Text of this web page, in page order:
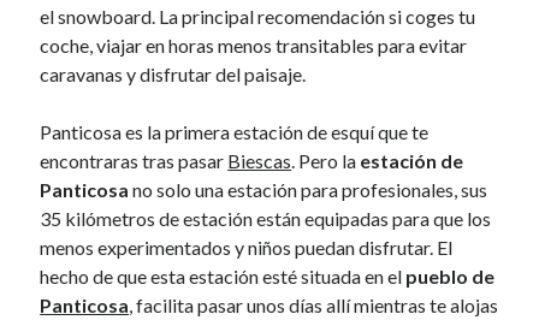
October 2016
September 2016
June 2016
February 2016
January 2016
December 2015
November 2015
October 2015
September 2015
May 2015
el snowboard. La principal recomendación si coges tu
coche, viajar en horas menos transitables para evitar
caravanas y disfrutar del paisaje.
Panticosa es la primera estación de esquí que te
encontraras tras pasar Biescas. Pero la estación de
Panticosa no solo una estación para profesionales, sus
35 kilómetros de estación están equipadas para que los
menos experimentados y niños puedan disfrutar. El
hecho de que esta estación esté situada en el pueblo de
Panticosa, facilita pasar unos días allí mientras te alojas